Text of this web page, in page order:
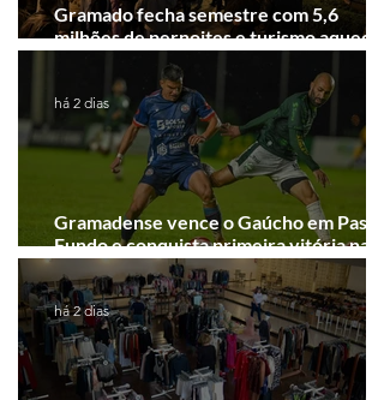
Gramado fecha semestre com 5,6
milhões de pernoites e turismo
Junho desponta!
Gramadense vence o Gaúcho em Passo
Fundo e conquista primeira vitória na
Série A2
há 2 dias
há 2 dias